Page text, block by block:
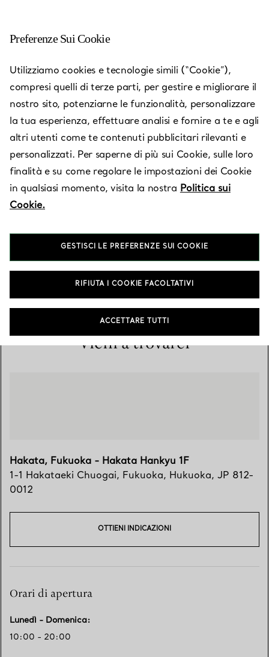
Hakata, Fukuoka - Hakata
Hankyu 1F
Aperto oggi fino alle 20:00
Vieni a trovarci
Hakata, Fukuoka - Hakata Hankyu 1F
1-1 Hakataeki Chuogai, Fukuoka, Hukuoka, JP 812-
0012
OTTIENI INDICAZIONI
Orari di apertura
Lunedì - Domenica:
10:00 - 20:00
Preferenze Sui Cookie
Utilizziamo cookies e tecnologie simili (“Cookie”),
compresi quelli di terze parti, per gestire e migliorare il
nostro sito, potenziarne le funzionalità, personalizzare
la tua esperienza, effettuare analisi e fornire a te e agli
altri utenti come te contenuti pubblicitari rilevanti e
personalizzati. Per saperne di più sui Cookie, sulle loro
finalità e su come regolare le impostazioni dei Cookie
in qualsiasi momento, visita la nostra Politica sui
Cookie.
GESTISCI LE PREFERENZE SUI COOKIE
RIFIUTA I COOKIE FACOLTATIVI
ACCETTARE TUTTI